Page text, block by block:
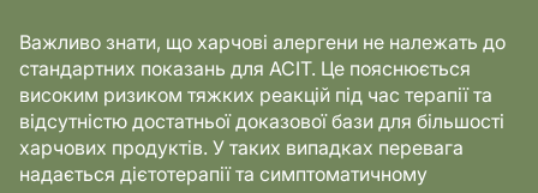
Важливо знати, що харчові алергени не належать до
стандартних показань для АСІТ. Це пояснюється
високим ризиком тяжких реакцій під час терапії та
відсутністю достатньої доказової бази для більшості
харчових продуктів. У таких випадках перевага
надається дієтотерапії та симптоматичному